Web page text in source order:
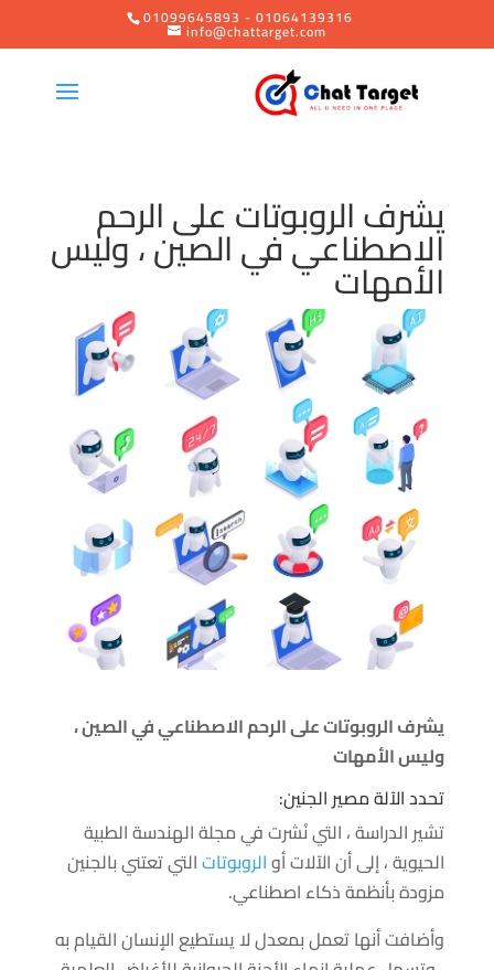
01099645893 - 01064139316
info@chattarget.com
يشرف الروبوتات على الرحم
الاصطناعي في الصين ، وليس
الأمهات
يشرف الروبوتات على الرحم الاصطناعي في الصين ،
وليس الأمهات
تحدد الآلة مصير الجنين:
تشير الدراسة ، التي نُشرت في مجلة الهندسة الطبية
الحيوية ، إلى أن الآلات أوالروبوتاتالتي تعتني بالجنين
مزودة بأنظمة ذكاء اصطناعي.
وأضافت أنها تعمل بمعدل لا يستطيع الإنسان القيام به